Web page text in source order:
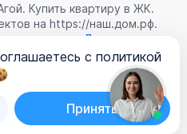
Купить квартиру в ЖК.
на https://наш.дом.рф.
согласие с
Лицензионным
и
данных
с политикой
Принять